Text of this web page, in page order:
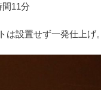
11分
は設置せず一発仕上げ。